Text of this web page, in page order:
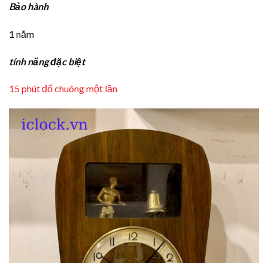
Bảo hành
1 năm
tính năng đặc biệt
15 phút đổ chuông một lần